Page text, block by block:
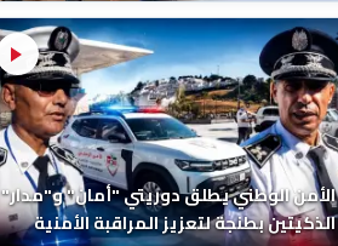
الأمن الوطني يطلق دوريتي "أمان" و"مدار"
الذكيتين بطنجة لتعزيز المراقبة الأمنية